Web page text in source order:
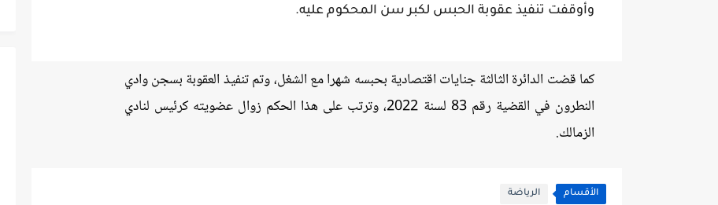
وأوقفت تنفيذ عقوبة الحبس لكبر سن المحكوم عليه.
كما قضت الدائرة الثالثة جنايات اقتصادية بحبسه شهرا مع الشغل، وتم تنفيذ العقوبة بسجن وادي
النطرون في القضية رقم 83 لسنة 2022، وترتب على هذا الحكم زوال عضويته كرئيس لنادي
الزمالك.
الأقسام الرياضة